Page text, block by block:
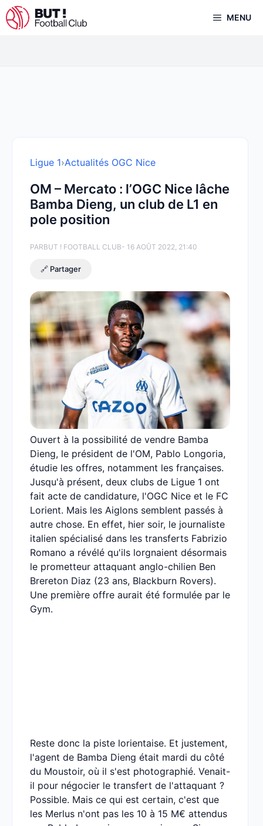
Aller
au
MENU
Ligue 1›Actualités OGC Nice
OM – Mercato : l’OGC Nice lâche
Bamba Dieng, un club de L1 en
pole position
PARBUT ! FOOTBALL CLUB- 16 AOÛT 2022, 21:40
🔗 Partager
Ouvert à la possibilité de vendre Bamba
Dieng, le président de l'OM, Pablo Longoria,
étudie les offres, notamment les françaises.
Jusqu'à présent, deux clubs de Ligue 1 ont
fait acte de candidature, l'OGC Nice et le FC
Lorient. Mais les Aiglons semblent passés à
autre chose. En effet, hier soir, le journaliste
italien spécialisé dans les transferts Fabrizio
Romano a révélé qu'ils lorgnaient désormais
le prometteur attaquant anglo-chilien Ben
Brereton Diaz (23 ans, Blackburn Rovers).
Une première offre aurait été formulée par le
Gym.
Reste donc la piste lorientaise. Et justement,
l'agent de Bamba Dieng était mardi du côté
du Moustoir, où il s'est photographié. Venait-
il pour négocier le transfert de l'attaquant ?
Possible. Mais ce qui est certain, c'est que
les Merlus n'ont pas les 10 à 15 M€ attendus